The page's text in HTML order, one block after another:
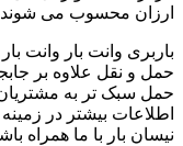
ارزان محسوب می
باربری وانت بار وانت
حمل و نقل علاوه بر
حمل سبک تر به
اطلاعات بیشتر در
نیسان بار با ما همراه